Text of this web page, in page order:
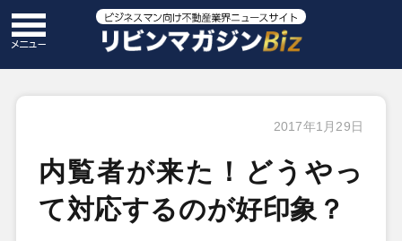
2017年1月29日
内覧者が来た！どうやっ
て対応するのが好印象？